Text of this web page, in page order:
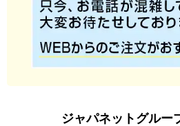
ジャパネットグルー